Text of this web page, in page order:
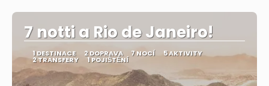
7 notti a Rio de Janeiro!
1 DESTINACE 2 DOPRAVA 7 NOCÍ 5 AKTIVITY
2 TRANSFERY 1 POJIŠTĚNÍ